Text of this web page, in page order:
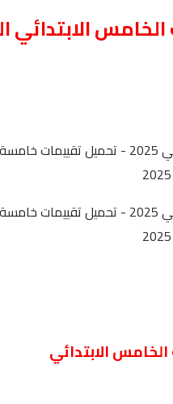
الابتدائي الترم
الابتدائي